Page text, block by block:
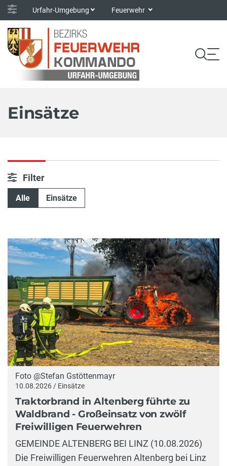
Urfahr-Umgebung Feuerwehr
Einsätze
Filter
Alle Einsätze
Foto @Stefan Gstöttenmayr
10.08.2026 / Einsätze
Traktorbrand in Altenberg führte zu
Waldbrand - Großeinsatz von zwölf
Freiwilligen Feuerwehren
GEMEINDE ALTENBERG BEI LINZ (10.08.2026)
Die Freiwilligen Feuerwehren Altenberg bei Linz